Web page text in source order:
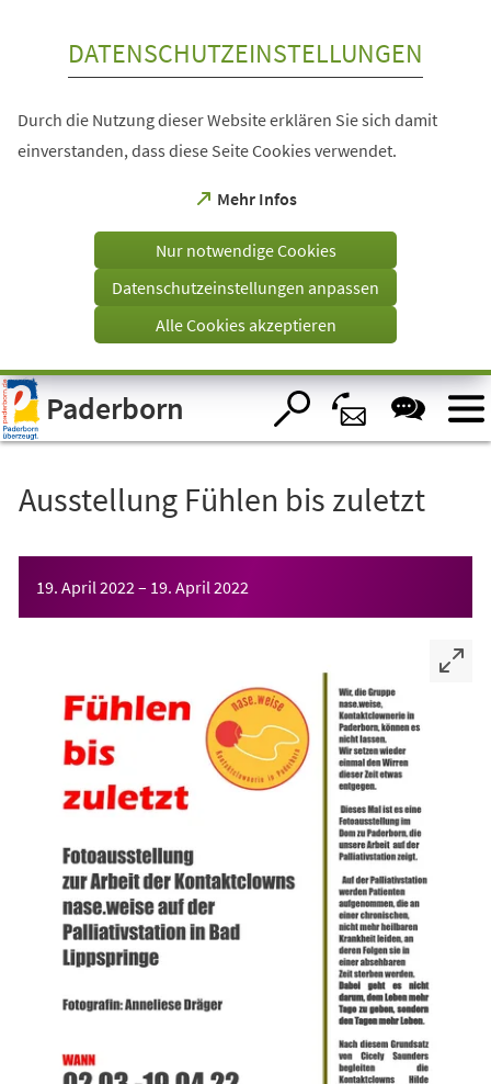
Visuelle
Assistenzsoftware
öffnen.
DATENSCHUTZEINSTELLUNGEN
Durch die Nutzung dieser Website erklären Sie sich damit
einverstanden, dass diese Seite Cookies verwendet.
Mehr Infos
(Öffnet
einem
Tab)
Nur notwendige Cookies
Datenschutzeinstellungen anpassen
Alle Cookies akzeptieren
Paderborn
Ausstellung Fühlen bis zuletzt
19. April 2022 – 19. April 2022